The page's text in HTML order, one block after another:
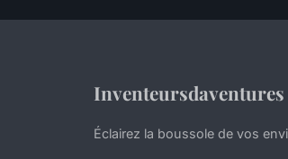
Inventeursdaventures
Éclairez la boussole de vos